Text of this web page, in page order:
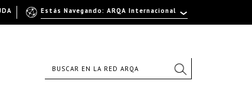
Estás Navegando: ARQA Internacional